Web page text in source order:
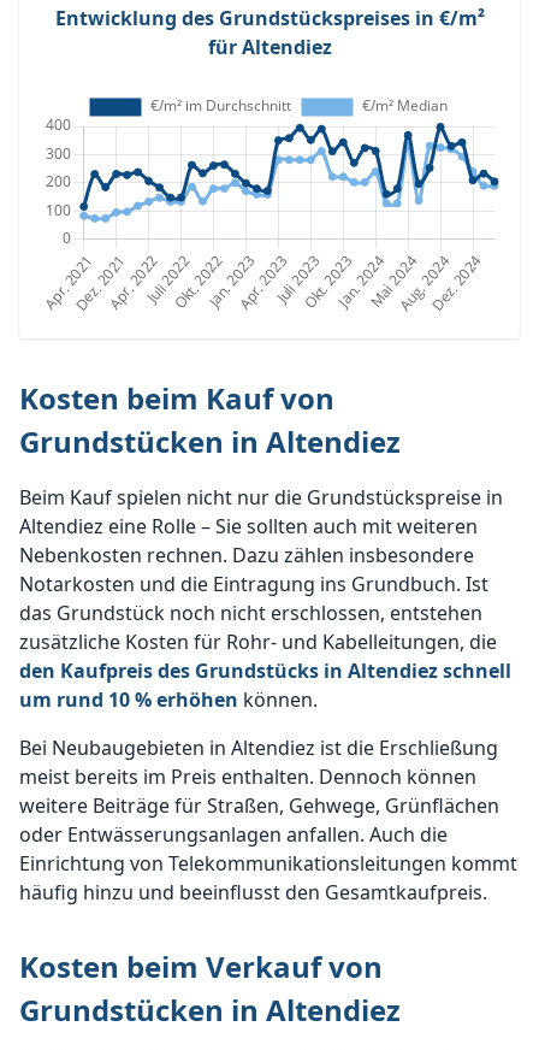
Entwicklung des Grundstückspreises in €/m²
für Altendiez
Kosten beim Kauf von
Grundstücken in Altendiez
Beim Kauf spielen nicht nur die Grundstückspreise in
Altendiez eine Rolle – Sie sollten auch mit weiteren
Nebenkosten rechnen. Dazu zählen insbesondere
Notarkosten und die Eintragung ins Grundbuch. Ist
das Grundstück noch nicht erschlossen, entstehen
zusätzliche Kosten für Rohr- und Kabelleitungen, die
den Kaufpreis des Grundstücks in Altendiez schnell
um rund 10 % erhöhen können.
Bei Neubaugebieten in Altendiez ist die Erschließung
meist bereits im Preis enthalten. Dennoch können
weitere Beiträge für Straßen, Gehwege, Grünflächen
oder Entwässerungsanlagen anfallen. Auch die
Einrichtung von Telekommunikationsleitungen kommt
häufig hinzu und beeinflusst den Gesamtkaufpreis.
Kosten beim Verkauf von
Grundstücken in Altendiez